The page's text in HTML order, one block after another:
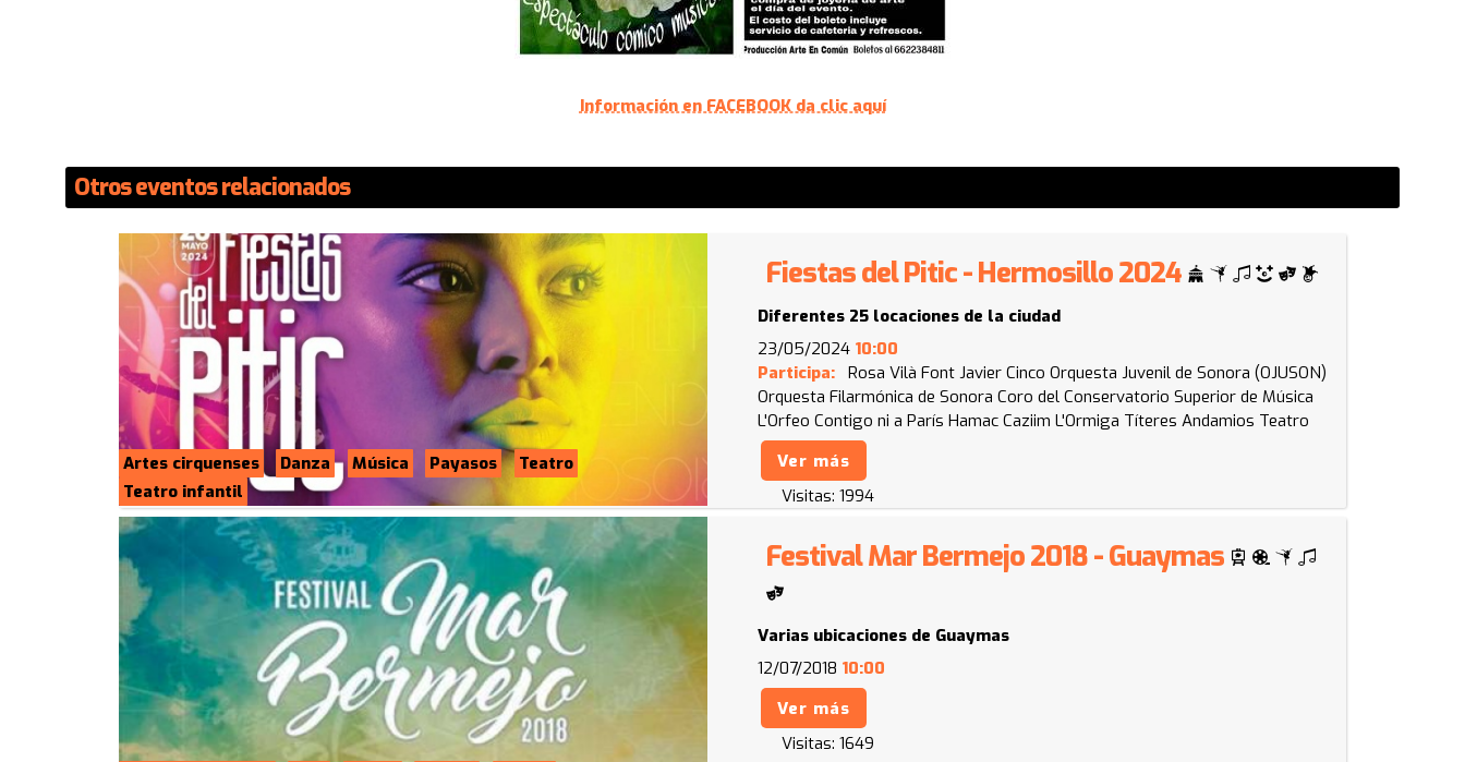
Información en FACEBOOK da clic aquí
Otros eventos relacionados
Artes cirquenses Danza Música Payasos
Teatro
Teatro infantil
Fiestas del Pitic - Hermosillo 2024
Diferentes 25 locaciones de la ciudad
23/05/2024 10:00
Participa:
Rosa Vilà Font Javier Cinco Orquesta Juvenil de Sonora (OJUSON)
Orquesta Filarmónica de Sonora Coro del Conservatorio Superior de Música
L'Orfeo Contigo ni a París Hamac Caziim L'Ormiga Títeres Andamios Teatro
Ver más
Visitas: 1994
Festival Mar Bermejo 2018 - Guaymas
Varias ubicaciones de Guaymas
12/07/2018 10:00
Ver más
Visitas: 1649